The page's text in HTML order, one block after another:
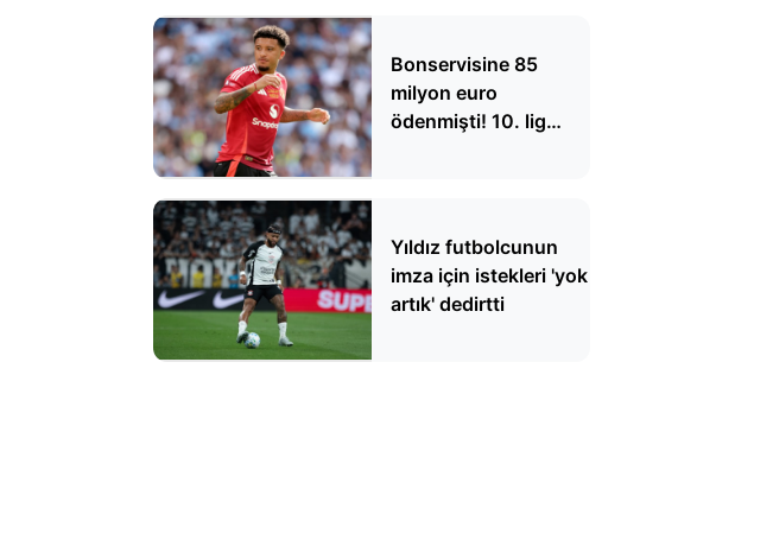
Bonservisine 85
milyon euro
ödenmişti! 10. lig
Yıldız futbolcunun
imza için istekleri 'yok
artık' dedirtti